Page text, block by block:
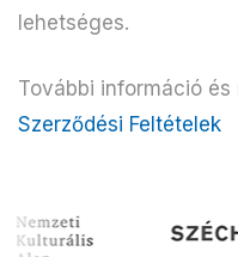
lehetséges.
További információ és
Szerződési Feltételek